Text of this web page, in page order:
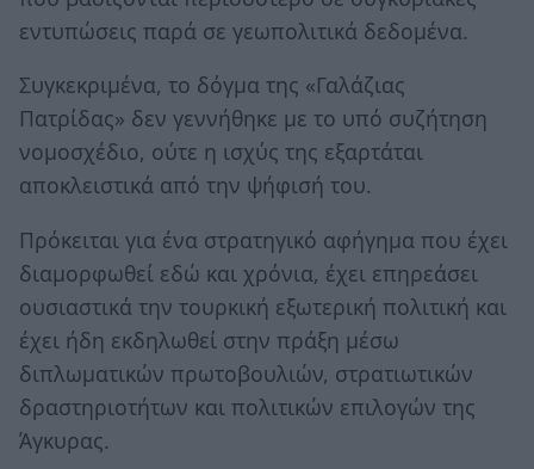
εντυπώσεις παρά σε γεωπολιτικά δεδομένα.
Συγκεκριμένα, το δόγμα της «Γαλάζιας
Πατρίδας» δεν γεννήθηκε με το υπό συζήτηση
νομοσχέδιο, ούτε η ισχύς της εξαρτάται
αποκλειστικά από την ψήφισή του.
Πρόκειται για ένα στρατηγικό αφήγημα που έχει
διαμορφωθεί εδώ και χρόνια, έχει επηρεάσει
ουσιαστικά την τουρκική εξωτερική πολιτική και
έχει ήδη εκδηλωθεί στην πράξη μέσω
διπλωματικών πρωτοβουλιών, στρατιωτικών
δραστηριοτήτων και πολιτικών επιλογών της
Άγκυρας.